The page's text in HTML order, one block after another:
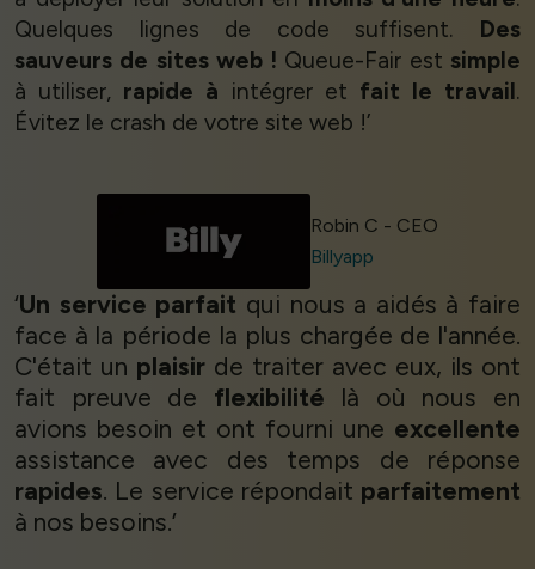
Quelques lignes de code suffisent. Des
sauveurs de sites web ! Queue-Fair est simple
à utiliser, rapide à intégrer et fait le travail.
Évitez le crash de votre site web !’
Robin C - CEO
Billyapp
‘Un service parfait qui nous a aidés à faire
face à la période la plus chargée de l'année.
C'était un plaisir de traiter avec eux, ils ont
fait preuve de flexibilité là où nous en
avions besoin et ont fourni une excellente
assistance avec des temps de réponse
rapides. Le service répondait parfaitement
à nos besoins.’